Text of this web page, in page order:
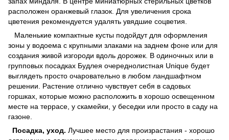
расположен оранжевый глазок. Для увеличения срока
цветения рекомендуется удалять увядшие соцветия.
Маленькие компактные кусты подойдут для оформления
зоны у водоема с крупными злаками на заднем фоне или для
создания живой изгороди вдоль дорожек. В одиночных или в
групповых посадках Будлея очереднолистная Unique будет
выглядеть просто очаровательно в любом ландшафтном
решении. Растение отлично чувствует себя в садовых
горшках, которые можно расположить в хорошо освещенном
месте на террасе, у скамейки, у беседки или просто в саду на
газоне.
Посадка, уход. Лучшее место для произрастания - хорошо